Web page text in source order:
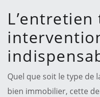
Quel que soit le type
bien immobilier, cette